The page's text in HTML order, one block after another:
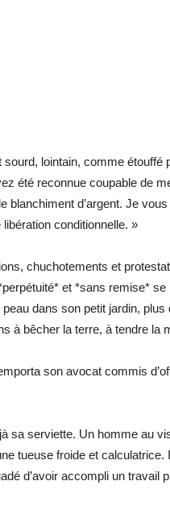
lointain, comme étouffé
été reconnue coupable de
blanchiment d’argent. Je
conditionnelle. »
chuchotements et
et *sans remise*
dans son petit jardin,
à bêcher la terre, à tendre la
son avocat commis
sa serviette. Un homme au
tueuse froide et
d’avoir accompli un travail